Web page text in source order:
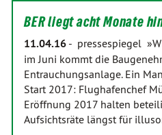
BER liegt acht Monate
11.04.16 - pressespiegel
im Juni kommt die
Entrauchungsanlage. Ein
Start 2017: Flughafenchef
Eröffnung 2017 halten
Aufsichtsräte längst für